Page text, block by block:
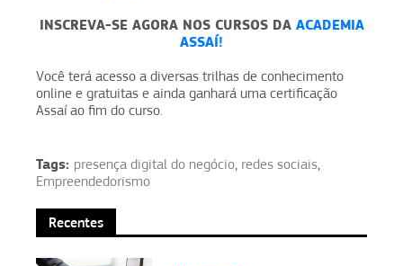
INSCREVA-SE AGORA NOS CURSOS DA ACADEMIA
ASSAÍ!
Você terá acesso a diversas trilhas de conhecimento
online e gratuitas e ainda ganhará uma certificação
Assaí ao fim do curso.
Tags: presença digital do negócio, redes sociais,
Empreendedorismo
Recentes